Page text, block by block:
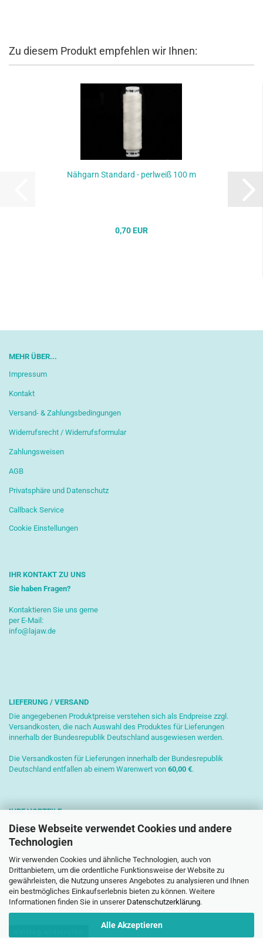
Diese Webseite verwendet Cookies und andere
Technologien
Wir verwenden Cookies und ähnliche Technologien, auch von
Drittanbietern, um die ordentliche Funktionsweise der Website zu
gewährleisten, die Nutzung unseres Angebotes zu analysieren und Ihnen
ein bestmögliches Einkaufserlebnis bieten zu können. Weitere
Informationen finden Sie in unserer Datenschutzerklärung.
Alle Akzeptieren
Zu diesem Produkt empfehlen wir Ihnen:
Nähgarn Standard - perlweiß 100 m
0,70 EUR
MEHR ÜBER...
Impressum
Kontakt
Versand- & Zahlungsbedingungen
Widerrufsrecht / Widerrufsformular
Zahlungsweisen
AGB
Privatsphäre und Datenschutz
Callback Service
Cookie Einstellungen
IHR KONTAKT ZU UNS
Sie haben Fragen?
Kontaktieren Sie uns gerne
per E-Mail:
info@lajaw.de
LIEFERUNG / VERSAND
Die angegebenen Produktpreise verstehen sich als Endpreise zzgl.
Versandkosten, die nach Auswahl des Produktes für Lieferungen
innerhalb der Bundesrepublik Deutschland ausgewiesen werden.
Die Versandkosten für Lieferungen innerhalb der Bundesrepublik
Deutschland entfallen ab einem Warenwert von 60,00 €.
IHRE VORTEILE
Sichere Zahlung mit SSL-Verschlüsselung
Kostenlose Beratung
Schnelle Versendung
Paketversand mit DHL